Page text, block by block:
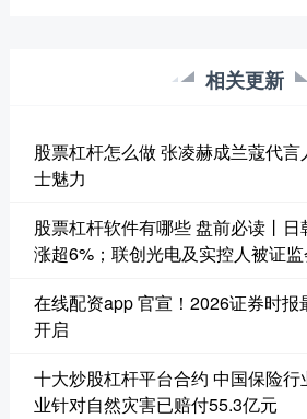
相关更新
股票杠杆怎么做 张凌赫成兰蔻代
士魅力
股票杠杆软件有哪些 盘前必读丨
涨超6%；联创光电及实控人被证
在线配资app 官宣！2026证券时
开启
十大炒股杠杆平台合约 中国保险
业针对自然灾害已赔付55.3亿元